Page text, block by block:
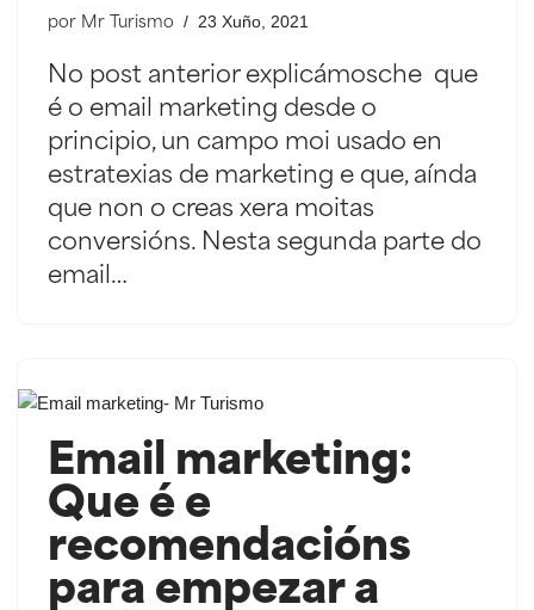
por Mr Turismo 23 Xuño, 2021
No post anterior explicámosche que
é o email marketing desde o
principio, un campo moi usado en
estratexias de marketing e que, aínda
que non o creas xera moitas
conversións. Nesta segunda parte do
email…
Email marketing:
Que é e
recomendacións
para empezar a